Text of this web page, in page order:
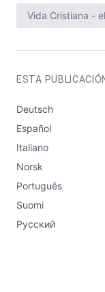
Vida Cristiana -
ESTA
Deutsch
Español
Italiano
Norsk
Português
Suomi
Русский